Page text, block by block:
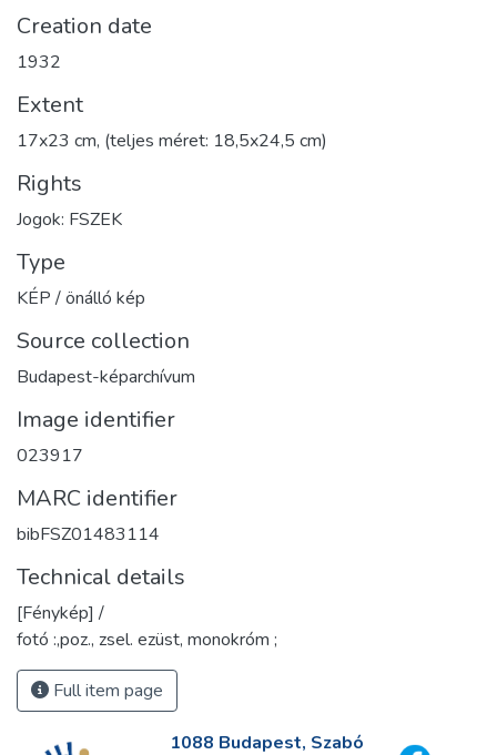
Creation date
1932
Extent
17x23 cm, (teljes méret: 18,5x24,5 cm)
Rights
Jogok: FSZEK
Type
KÉP / önálló kép
Source collection
Budapest-képarchívum
Image identifier
023917
MARC identifier
bibFSZ01483114
Technical details
[Fénykép] /
fotó :,poz., zsel. ezüst, monokróm ;
Full item page
1088 Budapest, Szabó